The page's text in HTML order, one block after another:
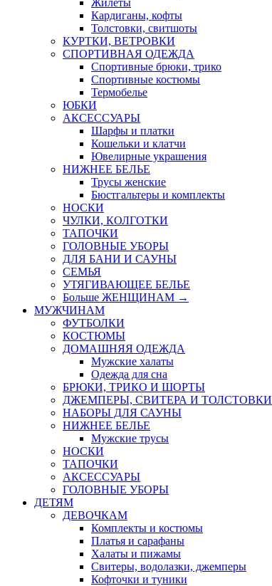
Жилеты
Кардиганы, кофты
Толстовки, свитшоты
КУРТКИ, ВЕТРОВКИ
СПОРТИВНАЯ ОДЕЖДА
Спортивные брюки, трико
Спортивные костюмы
Термобелье
ЮБКИ
AКСЕССУАРЫ
Шарфы и платки
Кошельки и клатчи
Ювелирные украшения
НИЖНЕЕ БЕЛЬЕ
Трусы женские
Бюстгальтеры и комплекты
НОСКИ
ЧУЛКИ, КОЛГОТКИ
ТАПОЧКИ
ГОЛОВНЫЕ УБОРЫ
ДЛЯ БАНИ И САУНЫ
СЕМЬЯ
УТЯГИВАЮЩЕЕ БЕЛЬЕ
Больше ЖЕНЩИНАМ →
МУЖЧИНАМ
ФУТБОЛКИ
КОСТЮМЫ
ДОМАШНЯЯ ОДЕЖДА
Мужские халаты
Одежда для сна
БРЮКИ, ТРИКО И ШОРТЫ
ДЖЕМПЕРЫ, СВИТЕРА И ТОЛСТОВКИ
НАБОРЫ ДЛЯ САУНЫ
НИЖНЕЕ БЕЛЬЕ
Мужские трусы
НОСКИ
ТАПОЧКИ
АКСЕССУАРЫ
ГОЛОВНЫЕ УБОРЫ
ДЕТЯМ
ДЕВОЧКАМ
Комплекты и костюмы
Платья и сарафаны
Халаты и пижамы
Свитеры, водолазки, джемперы
Кофточки и туники